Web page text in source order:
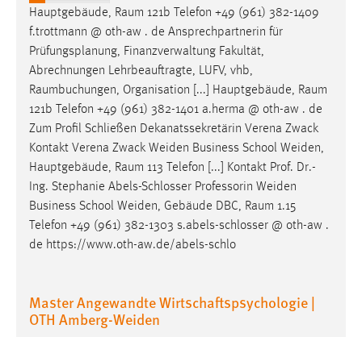
Hauptgebäude, Raum 121b Telefon +49 (961) 382-1409
f.trottmann @ oth-aw . de Ansprechpartnerin für
Prüfungsplanung, Finanzverwaltung Fakultät,
Abrechnungen Lehrbeauftragte, LUFV, vhb,
Raumbuchungen, Organisation [...] Hauptgebäude, Raum
121b Telefon +49 (961) 382-1401 a.herma @ oth-aw . de
Zum Profil Schließen Dekanatssekretärin Verena Zwack
Kontakt Verena Zwack Weiden Business School Weiden,
Hauptgebäude, Raum 113 Telefon [...] Kontakt Prof. Dr.-
Ing. Stephanie Abels-Schlosser Professorin Weiden
Business School Weiden, Gebäude DBC, Raum 1.15
Telefon +49 (961) 382-1303 s.abels-schlosser @ oth-aw .
de https://www.oth-aw.de/abels-schlo
Master Angewandte Wirtschaftspsychologie |
OTH Amberg-Weiden